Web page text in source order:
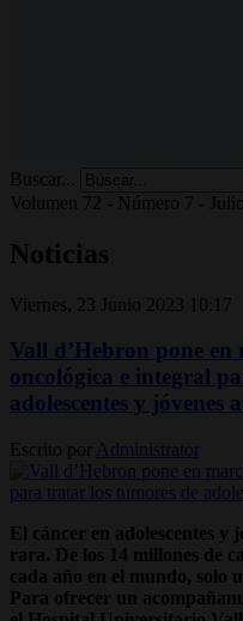
Buscar...
Volumen 72 - Número 7 -
Noticias
Viernes, 23 Junio 2023 10:17
Vall d’Hebron pone
oncológica e integral
adolescentes y jóvenes
Escrito por Administrator
El cáncer en adolescentes y
rara. De los 14 millones de
cada año en el mundo, solo
Para ofrecer un